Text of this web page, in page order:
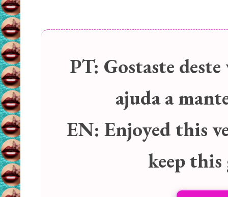
PT: Gostaste
ajuda a
EN: Enjoyed this
keep